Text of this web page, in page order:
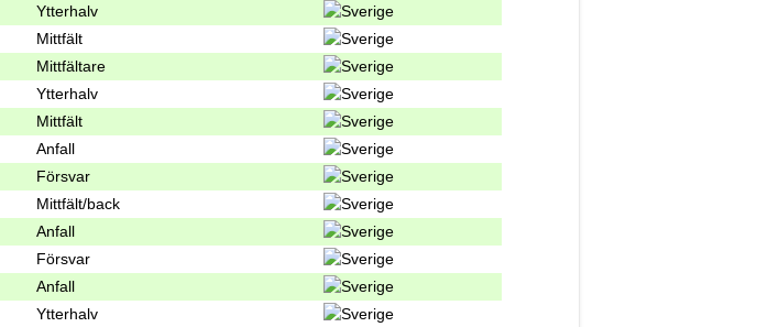
Ytterhalv
Mittfält
Mittfältare
Ytterhalv
Mittfält
Anfall
Försvar
Mittfält/back
Anfall
Försvar
Anfall
Ytterhalv